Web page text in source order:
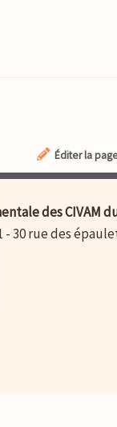
Éditer la
des CIVAM
- 30 rue des